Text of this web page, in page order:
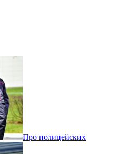
Про полицейских